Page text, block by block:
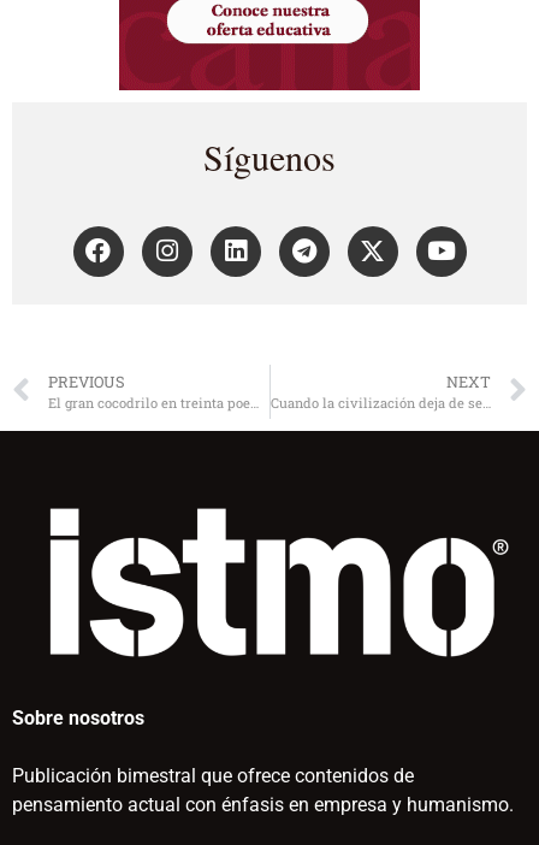
Síguenos
PREVIOUS NEXT
Cuando la civilización deja de ser civilizada
Sobre nosotros
Publicación bimestral que ofrece contenidos de
pensamiento actual con énfasis en empresa y humanismo.